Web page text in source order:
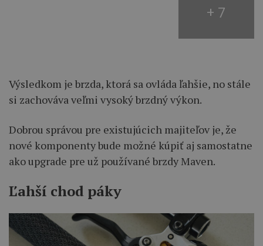
+ 7
Výsledkom je brzda, ktorá sa ovláda ľahšie, no stále
si zachováva veľmi vysoký brzdný výkon.
Dobrou správou pre existujúcich majiteľov je, že
nové komponenty bude možné kúpiť aj samostatne
ako upgrade pre už používané brzdy Maven.
Ľahší chod páky